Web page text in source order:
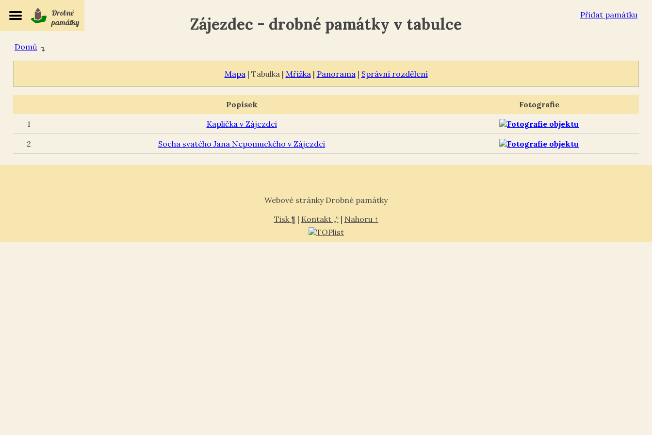
Přidat památku
Drobné
památky
Zájezdec - drobné památky v tabulce
Domů ↴
Mapa | Tabulka | Mřížka | Panorama | Správní rozdělení
Popisek
Fotografie
1
Kaplička v Zájezdci
2 Socha svatého Jana Nepomuckého v Zájezdci
Webové stránky Drobné památky
Tisk ¶ | Kontakt „“| Nahoru ↑